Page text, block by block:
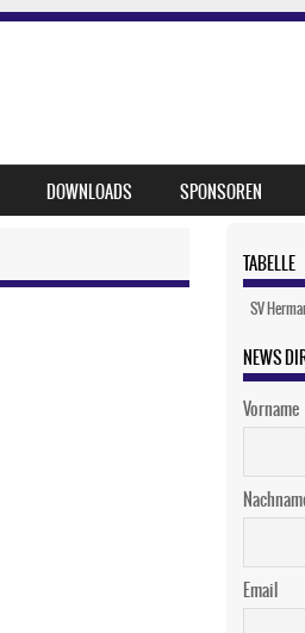
DOWNLOADS SPONSOREN
TABELLE
SV
NEWS
Vorname
Email